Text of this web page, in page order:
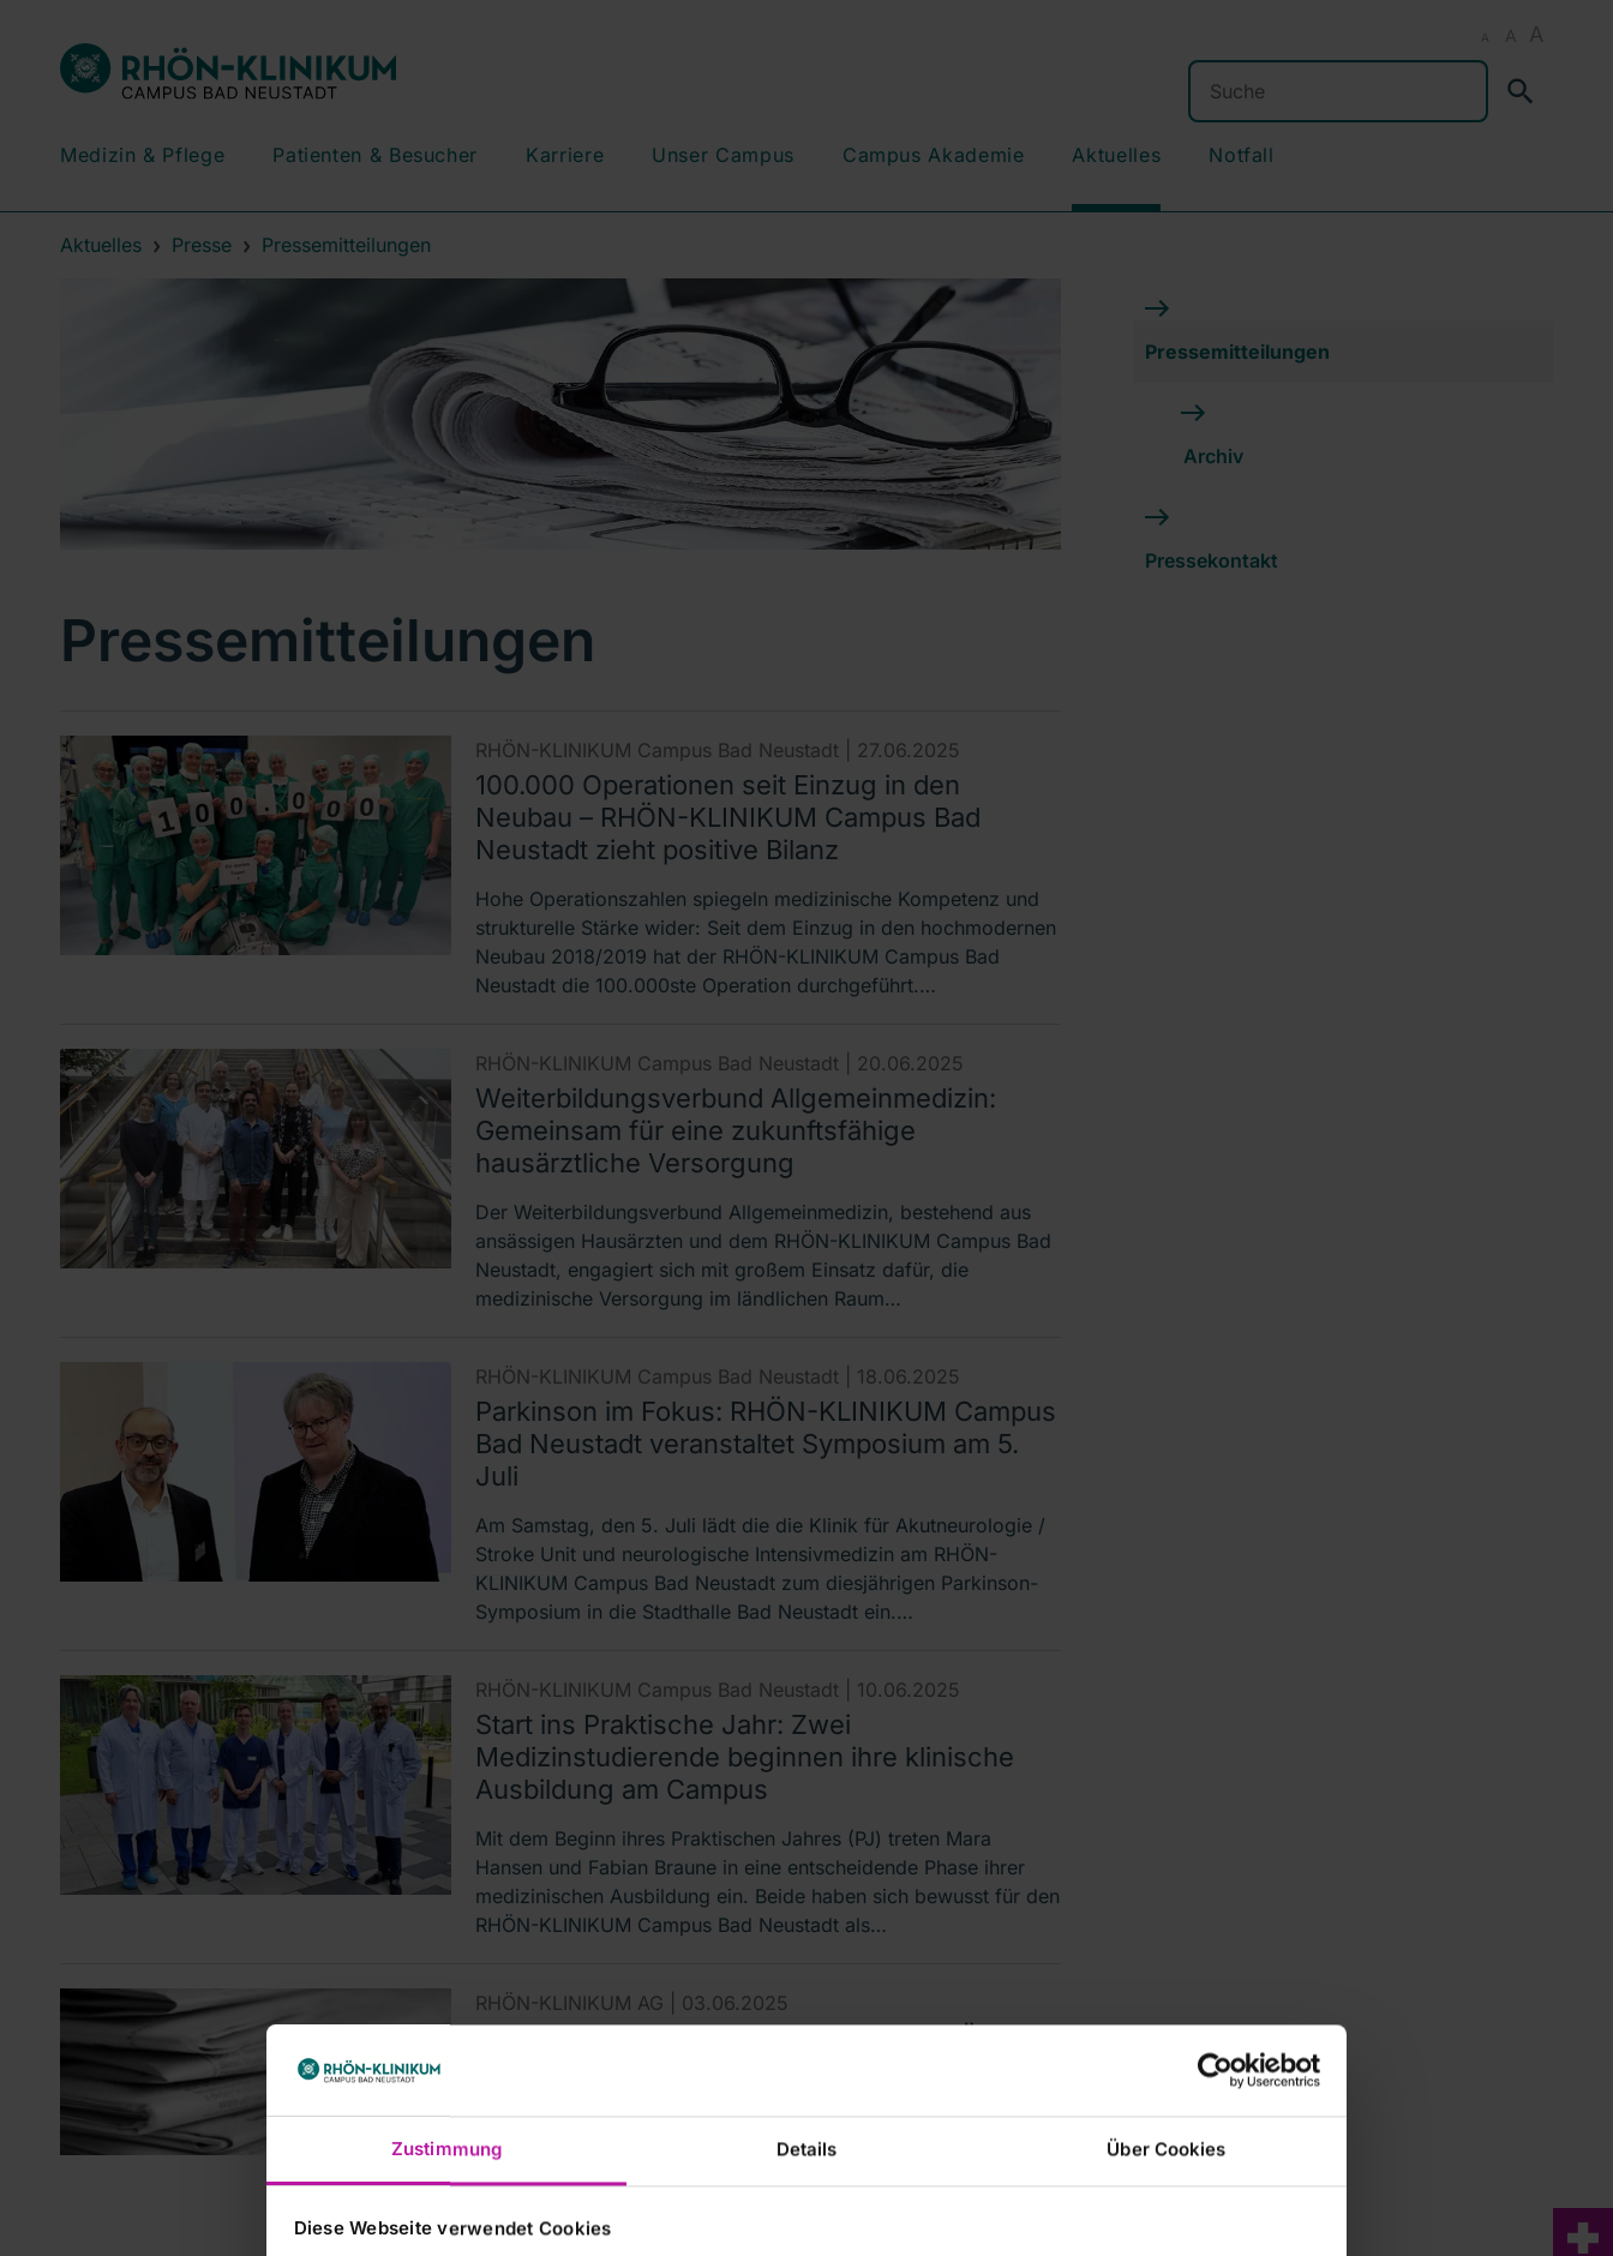
Zustimmung Details Über Cookies
Diese Webseite verwendet Cookies
A A A
Suchen
Medizin & Pflege Patienten & Besucher Karriere Unser Campus Campus Akademie Aktuelles Notfall
Aktuelles Presse Pressemitteilungen
Pressemitteilungen
RHÖN-KLINIKUM Campus Bad Neustadt | 27.06.2025
100.000 Operationen seit Einzug in den
Neubau – RHÖN-KLINIKUM Campus Bad
Neustadt zieht positive Bilanz
Hohe Operationszahlen spiegeln medizinische Kompetenz und
strukturelle Stärke wider: Seit dem Einzug in den hochmodernen
Neubau 2018/2019 hat der RHÖN-KLINIKUM Campus Bad
Neustadt die 100.000ste Operation durchgeführt.…
RHÖN-KLINIKUM Campus Bad Neustadt | 20.06.2025
Weiterbildungsverbund Allgemeinmedizin:
Gemeinsam für eine zukunftsfähige
hausärztliche Versorgung
Der Weiterbildungsverbund Allgemeinmedizin, bestehend aus
ansässigen Hausärzten und dem RHÖN-KLINIKUM Campus Bad
Neustadt, engagiert sich mit großem Einsatz dafür, die
medizinische Versorgung im ländlichen Raum…
RHÖN-KLINIKUM Campus Bad Neustadt | 18.06.2025
Parkinson im Fokus: RHÖN-KLINIKUM Campus
Bad Neustadt veranstaltet Symposium am 5.
Juli
Am Samstag, den 5. Juli lädt die die Klinik für Akutneurologie /
Stroke Unit und neurologische Intensivmedizin am RHÖN-
KLINIKUM Campus Bad Neustadt zum diesjährigen Parkinson-
Symposium in die Stadthalle Bad Neustadt ein.…
RHÖN-KLINIKUM Campus Bad Neustadt | 10.06.2025
Start ins Praktische Jahr: Zwei
Medizinstudierende beginnen ihre klinische
Ausbildung am Campus
Mit dem Beginn ihres Praktischen Jahres (PJ) treten Mara
Hansen und Fabian Braune in eine entscheidende Phase ihrer
medizinischen Ausbildung ein. Beide haben sich bewusst für den
RHÖN-KLINIKUM Campus Bad Neustadt als…
RHÖN-KLINIKUM AG | 03.06.2025
Die RHÖN‐KLINIKUM AG, einer der größten
Gesundheitsdienstleister in Deutschland, hat heute ihre 37.
fand virtuell statt. Die Aktionärinnen und Aktionäre des…
Pressemitteilungen
Archiv
Pressekontakt